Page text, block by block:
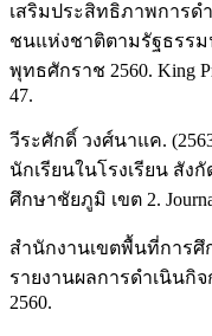
เสริมประสิทธิภาพการ
ชนแห่งชาติตามรัฐธรร
พุทธศักราช 2560. King
47.
วีระศักดิ์ วงศ์นาแค.
นักเรียนในโรงเรียน สั
ศึกษาชัยภูมิ เขต 2.
สำนักงานเขตพื้นที่การศึ
รายงานผลการดำเนินกิ
2560.